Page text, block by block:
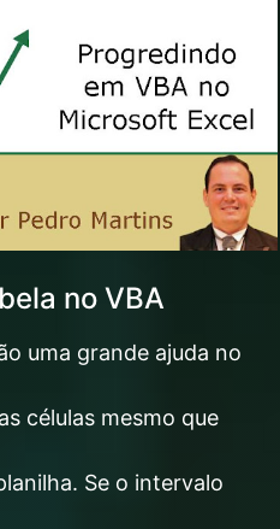
no VBA
uma grande ajuda no
células mesmo que
Se o intervalo